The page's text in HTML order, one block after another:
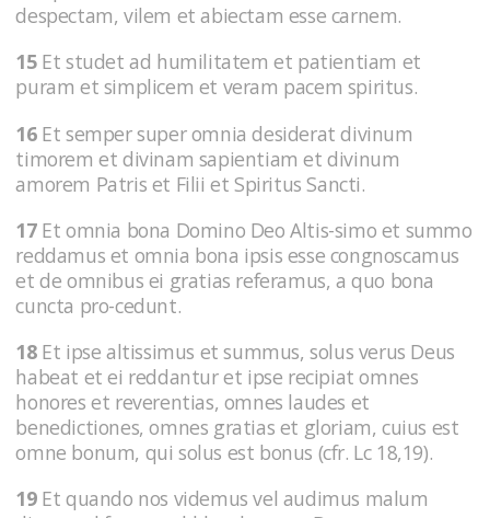
despectam, vilem et abiectam esse carnem.
15Et studet ad humilitatem et patientiam et
puram et simplicem et veram pacem spiritus.
16Et semper super omnia desiderat divinum
timorem et divinam sapientiam et divinum
amorem Patris et Filii et Spiritus Sancti.
17Et omnia bona Domino Deo Altis-simo et summo
reddamus et omnia bona ipsis esse congnoscamus
et de omnibus ei gratias referamus, a quo bona
cuncta pro-cedunt.
18Et ipse altissimus et summus, solus verus Deus
habeat et ei reddantur et ipse recipiat omnes
honores et reverentias, omnes laudes et
benedictiones, omnes gratias et gloriam, cuius est
omne bonum, qui solus est bonus (cfr. Lc 18,19).
19Et quando nos videmus vel audimus malum